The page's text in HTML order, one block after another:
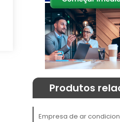
Produtos
Empresa de ar